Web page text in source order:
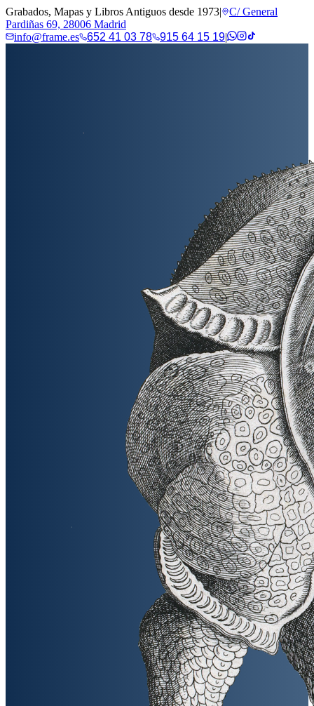
Grabados, Mapas y Libros Antiguos desde 1973|
C/ General
Pardiñas 69, 28006 Madrid
info@frame.es
652 41 03 78 915 64 15 19|